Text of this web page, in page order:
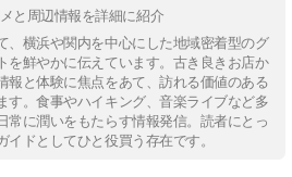
と周辺情報を詳細に紹介
、横浜や関内を中心にした地域密着型のグ
を鮮やかに伝えています。古き良きお店か
報と体験に焦点をあて、訪れる価値のある
す。食事やハイキング、音楽ライブなど多
常に潤いをもたらす情報発信。読者にとっ
ドとしてひと役買う存在です。